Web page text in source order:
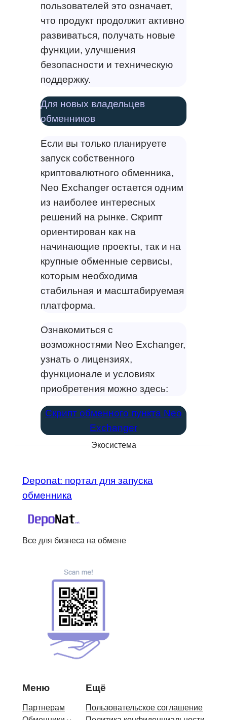
пользователей это означает,
что продукт продолжит активно
развиваться, получать новые
функции, улучшения
безопасности и техническую
поддержку.
Для новых владельцев
обменников
Если вы только планируете
запуск собственного
криптовалютного обменника,
Neo Exchanger остается одним
из наиболее интересных
решений на рынке. Скрипт
ориентирован как на
начинающие проекты, так и на
крупные обменные сервисы,
которым необходима
стабильная и масштабируемая
платформа.
Ознакомиться с
возможностями Neo Exchanger,
узнать о лицензиях,
функционале и условиях
приобретения можно здесь:
Скрипт обменного пункта Neo
Exchanger
Экосистема
Deponat: портал для запуска
обменника
Все для бизнеса на обмене
Меню
Партнерам
Ещё
Пользовательское соглашение